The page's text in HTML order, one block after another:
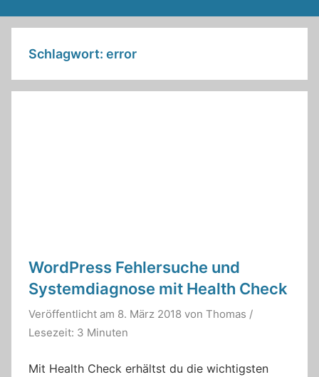
Schlagwort: error
WordPress Fehlersuche und
Systemdiagnose mit Health Check
Veröffentlicht am 8. März 2018 von Thomas /
Lesezeit: 3 Minuten
Mit Health Check erhältst du die wichtigsten